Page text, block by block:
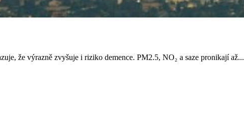
že výrazně zvyšuje i riziko demence. PM2.5, NO₂ a saze pronikají až...